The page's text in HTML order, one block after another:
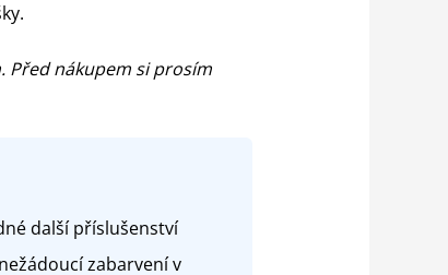
Před nákupem si prosím
další příslušenství
zabarvení v